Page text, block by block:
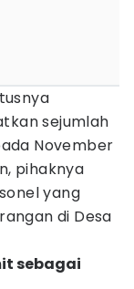
sejumlah
November
pihaknya
yang
di Desa
sebagai